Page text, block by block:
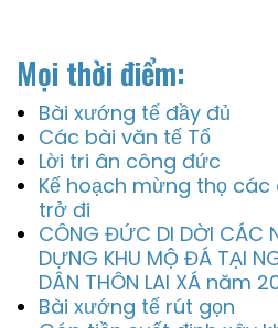
Mọi thời điểm:
Bài xướng tế đầy đủ
Các bài văn tế Tổ
Lời tri ân công đức
Kế hoạch mừng thọ
trở đi
CÔNG ĐỨC DI DỜI CÁC
DỰNG KHU MỘ ĐÁ TẠI
DÂN THÔN LAI XÁ năm
Bài xướng tế rút gọn